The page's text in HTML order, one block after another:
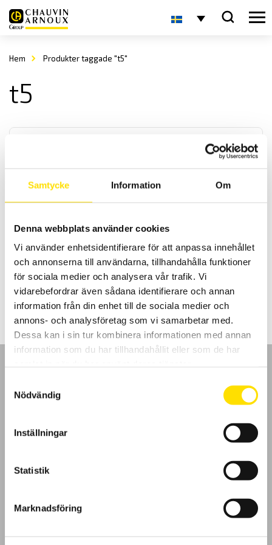
Samtycke Information Om
Denna webbplats använder cookies
Vi använder enhetsidentifierare för att anpassa innehållet
och annonserna till användarna, tillhandahålla funktioner
för sociala medier och analysera vår trafik. Vi
vidarebefordrar även sådana identifierare och annan
information från din enhet till de sociala medier och
annons- och analysföretag som vi samarbetar med.
Dessa kan i sin tur kombinera informationen med annan
information som du har tillhandahållit eller som de har
Nödvändig
Inställningar
Statistik
Marknadsföring
Hem Produkter taggade "t5"
t5
växelspänningsområdesval. Liten och smidig med kat. III 600 V
850.00kr LÄS MER
Kundundersökning